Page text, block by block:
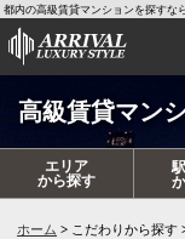
都内の高級賃貸マンションを探すな
高級賃貸マン
エリア
から探す
ホーム こだわりから探す